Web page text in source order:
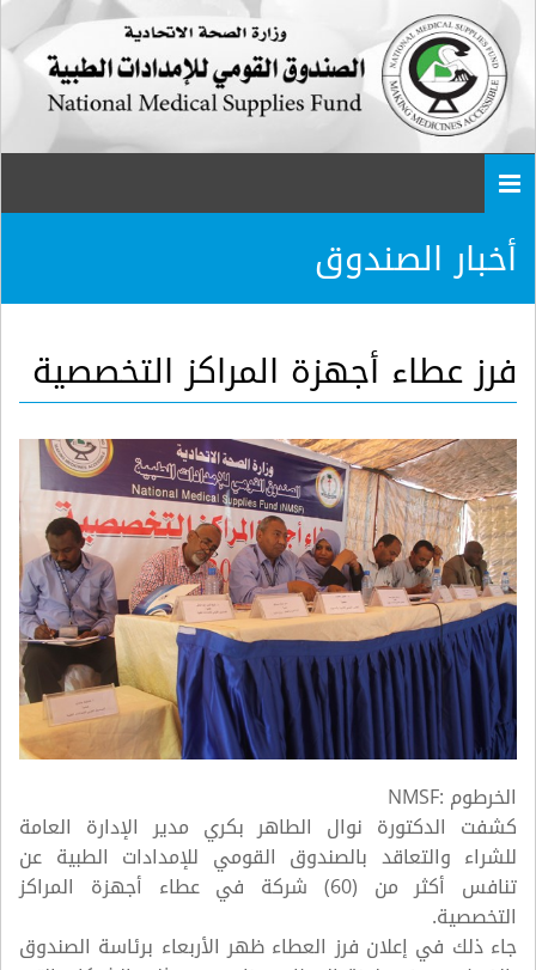
أخبار الصندوق
فرز عطاء أجهزة المراكز التخصصية
الخرطوم :NMSF
كشفت الدكتورة نوال الطاهر بكري مدير الإدارة العامة
للشراء والتعاقد بالصندوق القومي للإمدادات الطبية عن
تنافس أكثر من (60) شركة في عطاء أجهزة المراكز
التخصصية.
جاء ذلك في إعلان فرز العطاء ظهر الأربعاء برئاسة الصندوق